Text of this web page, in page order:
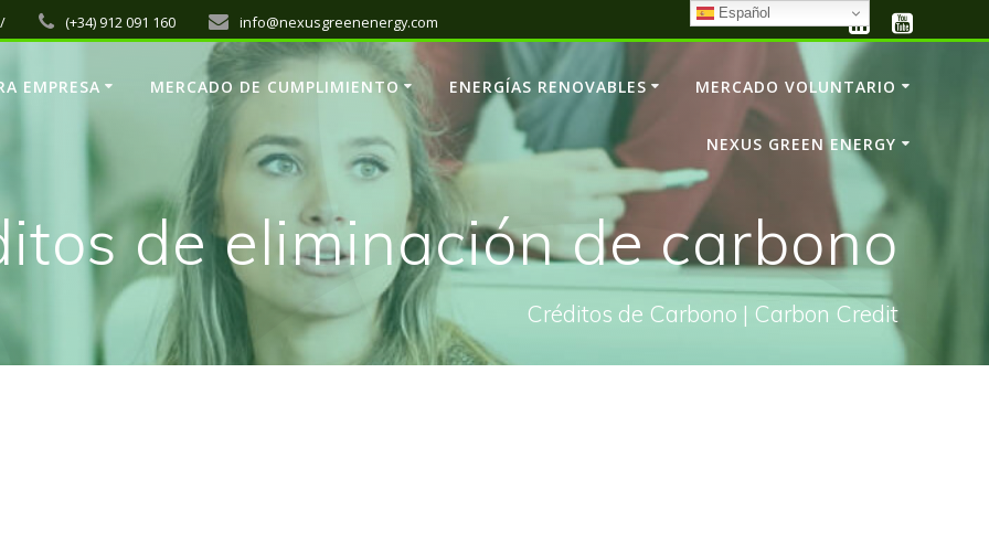
(+34) 912 091 160 info@nexusgreenenergy.com
EMPRESA MERCADO DE CUMPLIMIENTO ENERGÍAS RENOVABLES MERCADO VOLUNTARIO
NEXUS GREEN ENERGY
de eliminación de carbono
Créditos de Carbono | Carbon Credit
Español